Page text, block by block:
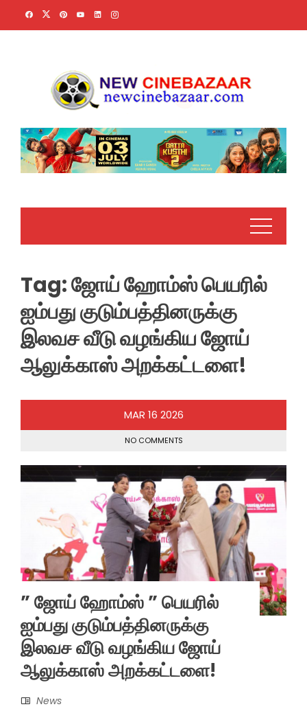
Tag:ஜோய் ஹோம்ஸ் பெயரில்
ஐம்பது குடும்பத்தினருக்கு
இலவச வீடு வழங்கிய ஜோய்
ஆலுக்காஸ் அறக்கட்டளை!
MAR 16 2026
NO COMMENTS
” ஜோய் ஹோம்ஸ் ” பெயரில்
ஐம்பது குடும்பத்தினருக்கு
இலவச வீடு வழங்கிய ஜோய்
ஆலுக்காஸ் அறக்கட்டளை!
News